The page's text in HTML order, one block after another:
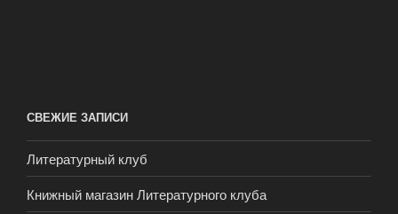
СВЕЖИЕ ЗАПИСИ
Литературный клуб
Книжный магазин Литературного клуба